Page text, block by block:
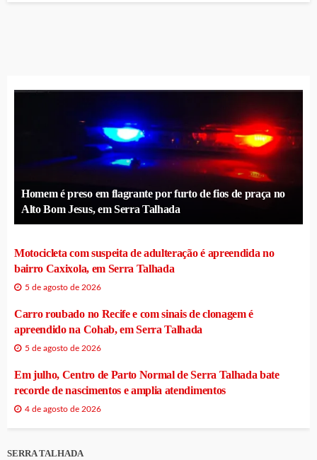
Homem é preso em flagrante por furto de fios de praça no
Alto Bom Jesus, em Serra Talhada
Motocicleta com suspeita de adulteração é apreendida no
bairro Caxixola, em Serra Talhada
5 de agosto de 2026
Carro roubado no Recife e com sinais de clonagem é
apreendido na Cohab, em Serra Talhada
5 de agosto de 2026
Em julho, Centro de Parto Normal de Serra Talhada bate
recorde de nascimentos e amplia atendimentos
4 de agosto de 2026
SERRA TALHADA